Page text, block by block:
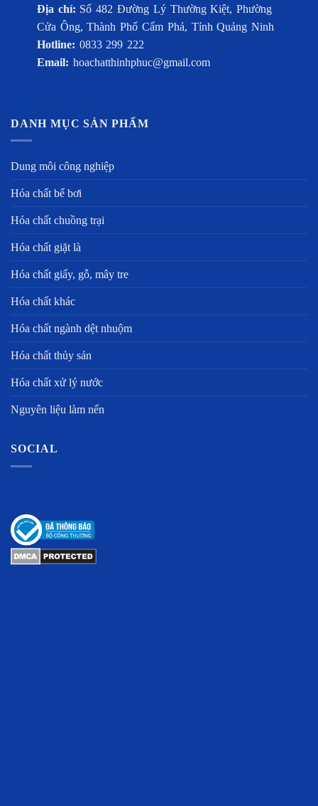
Địa chỉ: Số 482 Đường Lý Thường Kiệt, Phường
Cửa Ông, Thành Phố Cẩm Phả, Tỉnh Quảng Ninh
Hotline: 0833 299 222
Email: hoachatthinhphuc@gmail.com
DANH MỤC SẢN PHẨM
Dung môi công nghiệp
Hóa chất bể bơi
Hóa chất chuồng trại
Hóa chất giặt là
Hóa chất giấy, gỗ, mây tre
Hóa chất khác
Hóa chất ngành dệt nhuộm
Hóa chất thủy sản
Hóa chất xử lý nước
Nguyên liệu làm nến
SOCIAL